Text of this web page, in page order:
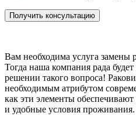
Вам необходима услуга замены
Тогда наша компания рада
решении такого вопроса!
необходимым атрибутом
как эти элементы
и удобные условия проживания.